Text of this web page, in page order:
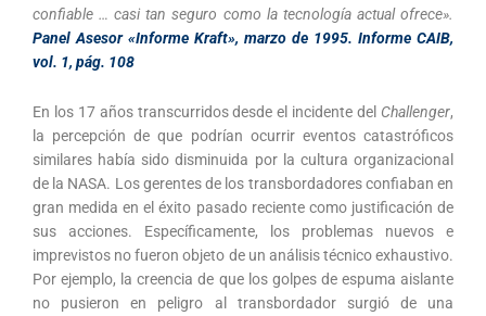
confiable … casi tan seguro como la tecnología actual ofrece».
Panel Asesor «Informe Kraft», marzo de 1995. Informe CAIB,
vol. 1, pág. 108
En los 17 años transcurridos desde el incidente del Challenger,
la percepción de que podrían ocurrir eventos catastróficos
similares había sido disminuida por la cultura organizacional
de la NASA. Los gerentes de los transbordadores confiaban en
gran medida en el éxito pasado reciente como justificación de
sus acciones. Específicamente, los problemas nuevos e
imprevistos no fueron objeto de un análisis técnico exhaustivo.
Por ejemplo, la creencia de que los golpes de espuma aislante
no pusieron en peligro al transbordador surgió de una